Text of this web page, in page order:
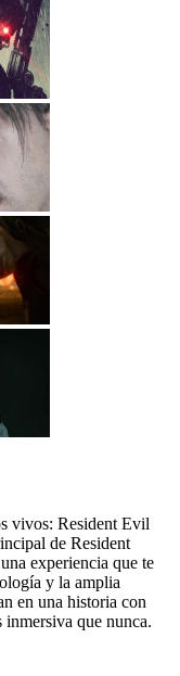
vivos: Resident Evil
de Resident
experiencia que te
y la amplia
en una historia con
que nunca.